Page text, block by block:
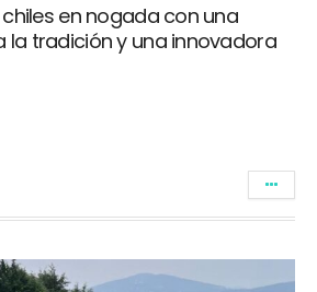
chiles en nogada con una
la tradición y una innovadora